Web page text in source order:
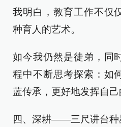
我明白，教育工作不仅
种育人的艺术。
如今我仍然是徒弟，同
程中不断思考探索：如
蓝传承，更好地发挥自己
四、深耕——三尺讲台种